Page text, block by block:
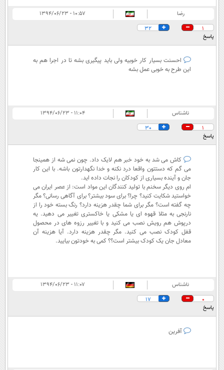
رضا
۱۰:۵۷ - ۱۳۹۴/۰۶/۲۳
1
32
پاسخ
احسنت بسیار کار خوبیه ولی باید پیگیری بشه تا در اجرا هم به
این طرح به خوبی عمل بشه
ناشناس
۱۱:۰۴ - ۱۳۹۴/۰۶/۲۳
1
30
پاسخ
کاش می شد به خود خبر هم لایک داد. چون نمی شه از همینجا
می گم که دستتون واقعا درد نکنه و خدا نگهدارتون باشه. با این کار
جان و آینده بسیاری از کودکان را نجات داده اید.
ام روی دیگر سخنم با تولید کنندگان این مواد است: از عصر ایران می
خواستید شکایت کنید؟ چرا؟ برای سود بیشتر؟ برای آگاهی رسانی؟ مگر
چه گفته است؟ مگر برای شما چقدر هزینه دارد؟ رنگ بسته خود را از
نارنجی به مثلا قهوه ای یا مشکی یا خاکستری تغییر می دهید. یه
درپوش هم رویش نصب می کنید و با تغییر رزوه های در محصول
قفل کودک نصب می کنید. مگر چقدر هزینه دارد. آیا هزینه آن
معادل جان یک کودک بیشتر است؟؟ کمی به خودتون بیایید.
ناشناس
۱۱:۰۷ - ۱۳۹۴/۰۶/۲۳
0
17
پاسخ
آفرین